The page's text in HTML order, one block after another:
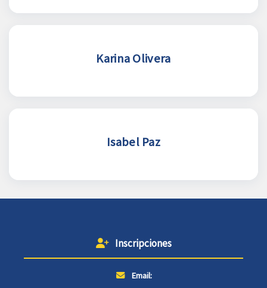
Karina Olivera
Isabel Paz
Inscripciones
Email: